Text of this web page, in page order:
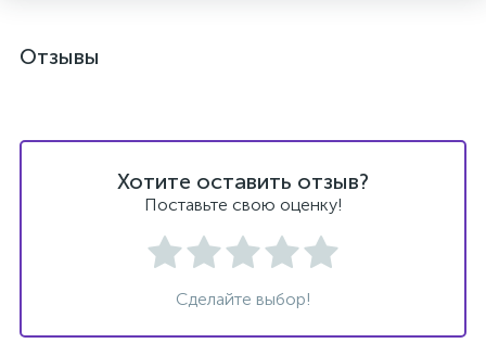
Отзывы
Хотите оставить отзыв?
Поставьте свою оценку!
Сделайте выбор!